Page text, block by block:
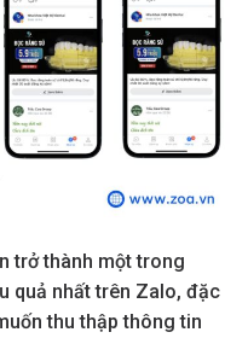
trở thành một trong
quả nhất trên Zalo, đặc
thu thập thông tin